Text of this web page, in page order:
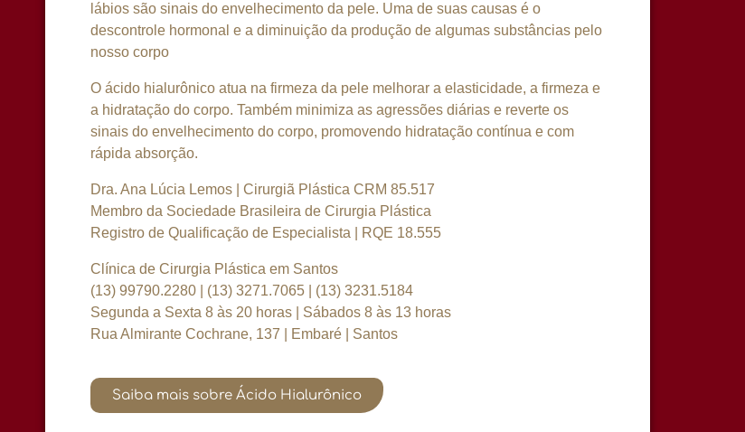
lábios são sinais do envelhecimento da pele. Uma de suas causas é o
descontrole hormonal e a diminuição da produção de algumas substâncias pelo
nosso corpo
O ácido hialurônico atua na firmeza da pele melhorar a elasticidade, a firmeza e
a hidratação do corpo. Também minimiza as agressões diárias e reverte os
sinais do envelhecimento do corpo, promovendo hidratação contínua e com
rápida absorção.
Dra. Ana Lúcia Lemos | Cirurgiã Plástica CRM 85.517
Membro da Sociedade Brasileira de Cirurgia Plástica
Registro de Qualificação de Especialista | RQE 18.555
Clínica de Cirurgia Plástica em Santos
(13) 99790.2280 | (13) 3271.7065 | (13) 3231.5184
Segunda a Sexta 8 às 20 horas | Sábados 8 às 13 horas
Rua Almirante Cochrane, 137 | Embaré | Santos
Saiba mais sobre Ácido Hialurônico